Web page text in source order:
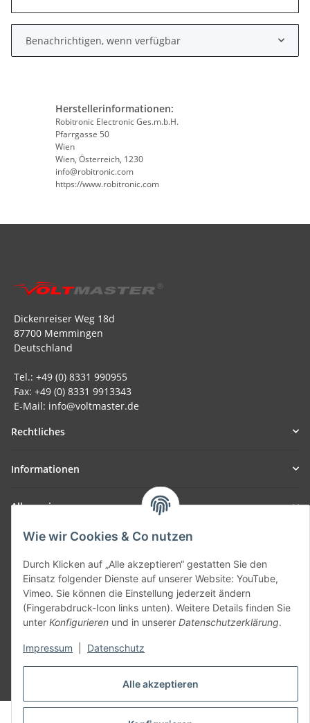
Alle akzeptieren
Wie wir Cookies & Co nutzen
Durch Klicken auf „Alle akzeptieren“ gestatten Sie den
Einsatz folgender Dienste auf unserer Website: YouTube,
Vimeo. Sie können die Einstellung jederzeit ändern
(Fingerabdruck-Icon links unten). Weitere Details finden Sie
unter Konfigurieren und in unserer Datenschutzerklärung.
Impressum Datenschutz
Benachrichtigen, wenn verfügbar
Herstellerinformationen:
Robitronic Electronic Ges.m.b.H.
Pfarrgasse 50
Wien
Wien, Österreich, 1230
info@robitronic.com
https://www.robitronic.com
Dickenreiser Weg 18d
87700 Memmingen
Deutschland
Tel.: +49 (0) 8331 990955
Fax: +49 (0) 8331 9913343
E-Mail: info@voltmaster.de
Rechtliches
Informationen
Allgemein
Teil unseres Netzwerks:
SmoliTec - Safety. Simplified. Worldwide. ( B2B Shop )
Vertrag widerrufen
* Alle Preise inkl. gesetzlicher USt., zzgl.Versand
© voltmaster.de